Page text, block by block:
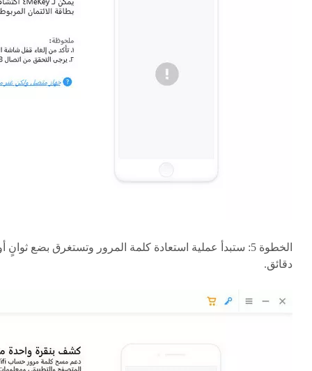
الخطوة 5: ستبدأ عملية استعادة كلمة المرور وتستغرق بضع ثوانٍ
دقائق.